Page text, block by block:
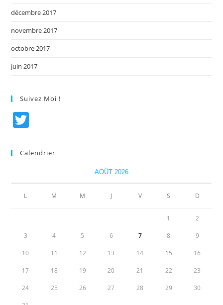
décembre 2017
novembre 2017
octobre 2017
juin 2017
Suivez Moi !
itt
Calendrier
AOÛT 2026
L M M J V S D
1 2
3 4 5 6 7 8 9
10 11 12 13 14 15 16
17 18 19 20 21 22 23
24 25 26 27 28 29 30